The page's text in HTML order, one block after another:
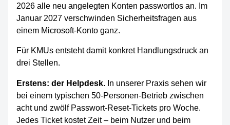
2026 alle neu angelegten Konten passwortlos an. Im
Januar 2027 verschwinden Sicherheitsfragen aus
einem Microsoft-Konto ganz.
Für KMUs entsteht damit konkret Handlungsdruck an
drei Stellen.
Erstens: der Helpdesk.In unserer Praxis sehen wir
bei einem typischen 50-Personen-Betrieb zwischen
acht und zwölf Passwort-Reset-Tickets pro Woche.
Jedes Ticket kostet Zeit – beim Nutzer und beim